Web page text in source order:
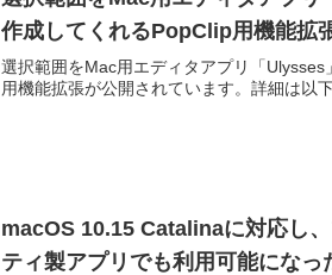
作成してくれるPopClip用機能拡
選択範囲をMac用エディタアプリ「
用機能拡張が公開されています。詳細は以下
macOS 10.15 Catalinaに対応し
ティ製アプリでも利用可能にな